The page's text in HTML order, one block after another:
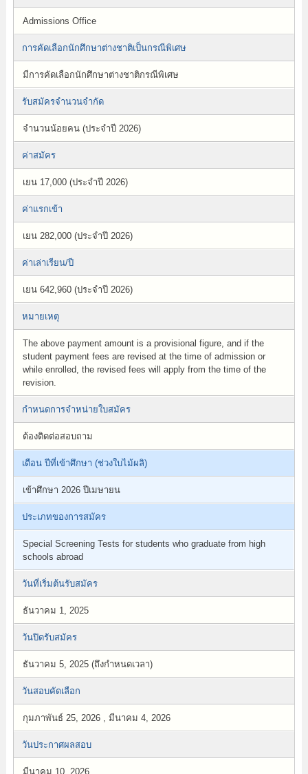
Admissions Office
การคัดเลือกนักศึกษาต่างชาติเป็นกรณีพิเศษ
มีการคัดเลือกนักศึกษาต่างชาติกรณีพิเศษ
รับสมัครจำนวนจำกัด
จำนวนน้อยคน (ประจำปี 2026)
ค่าสมัคร
เยน 17,000 (ประจำปี 2026)
ค่าแรกเข้า
เยน 282,000 (ประจำปี 2026)
ค่าเล่าเรียน/ปี
เยน 642,960 (ประจำปี 2026)
หมายเหตุ
The above payment amount is a provisional figure, and if the
student payment fees are revised at the time of admission or
while enrolled, the revised fees will apply from the time of the
revision.
กำหนดการจำหน่ายใบสมัคร
ต้องติดต่อสอบถาม
เดือน ปีที่เข้าศึกษา (ช่วงใบไม้ผลิ)
เข้าศึกษา 2026 ปีเมษายน
ประเภทของการสมัคร
Special Screening Tests for students who graduate from high
schools abroad
วันที่เริ่มต้นรับสมัคร
ธันวาคม 1, 2025
วันปิดรับสมัคร
ธันวาคม 5, 2025 (ถึงกำหนดเวลา)
วันสอบคัดเลือก
กุมภาพันธ์ 25, 2026 , มีนาคม 4, 2026
วันประกาศผลสอบ
มีนาคม 10, 2026